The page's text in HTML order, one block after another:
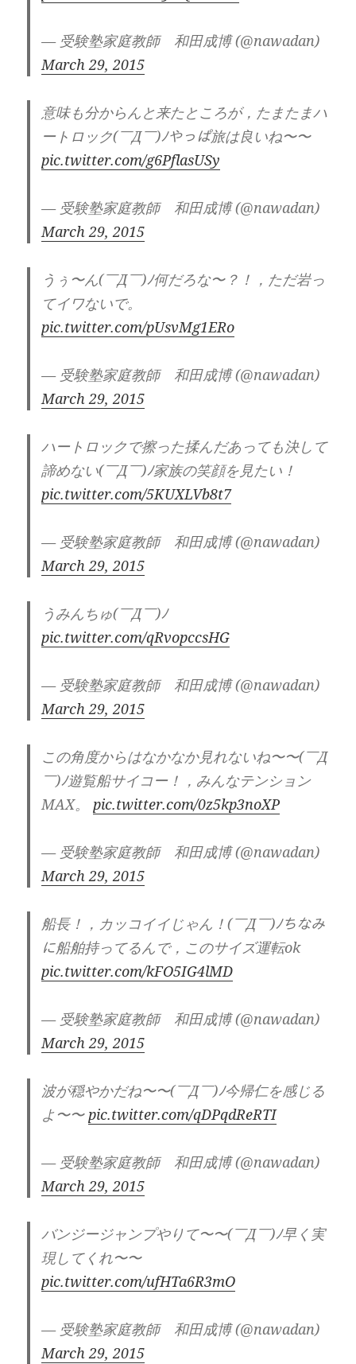
— 受験塾家庭教師 和田成博 (@nawadan)
March 29, 2015
意味も分からんと来たところが，たまたまハ
ートロック(￣Д￣)ﾉやっぱ旅は良いね〜〜
pic.twitter.com/g6PflasUSy
— 受験塾家庭教師 和田成博 (@nawadan)
March 29, 2015
うぅ〜ん(￣Д￣)ﾉ何だろな〜？！，ただ岩っ
てイワないで。
pic.twitter.com/pUsvMg1ERo
— 受験塾家庭教師 和田成博 (@nawadan)
March 29, 2015
ハートロックで擦った揉んだあっても決して
諦めない(￣Д￣)ﾉ家族の笑顔を見たい！
pic.twitter.com/5KUXLVb8t7
— 受験塾家庭教師 和田成博 (@nawadan)
March 29, 2015
うみんちゅ(￣Д￣)ﾉ
pic.twitter.com/qRvopccsHG
— 受験塾家庭教師 和田成博 (@nawadan)
March 29, 2015
この角度からはなかなか見れないね〜〜(￣Д
￣)ﾉ遊覧船サイコー！，みんなテンション
MAX。pic.twitter.com/0z5kp3noXP
— 受験塾家庭教師 和田成博 (@nawadan)
March 29, 2015
船長！，カッコイイじゃん！(￣Д￣)ﾉちなみ
に船舶持ってるんで，このサイズ運転ok
pic.twitter.com/kFO5IG4lMD
— 受験塾家庭教師 和田成博 (@nawadan)
March 29, 2015
波が穏やかだね〜〜(￣Д￣)ﾉ今帰仁を感じる
よ〜〜pic.twitter.com/qDPqdReRTI
— 受験塾家庭教師 和田成博 (@nawadan)
March 29, 2015
バンジージャンプやりて〜〜(￣Д￣)ﾉ早く実
現してくれ〜〜
pic.twitter.com/ufHTa6R3mO
— 受験塾家庭教師 和田成博 (@nawadan)
March 29, 2015